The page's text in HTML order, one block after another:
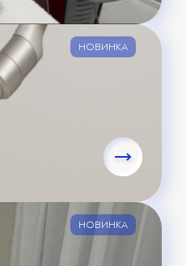
НОВИНКА
НОВИНКА